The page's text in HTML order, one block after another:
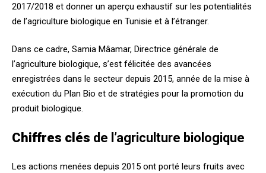
2017/2018 et donner un aperçu exhaustif sur les potentialités
de l’agriculture biologique en Tunisie et à l’étranger.
Dans ce cadre, Samia Mâamar, Directrice générale de
l’agriculture biologique, s’est félicitée des avancées
enregistrées dans le secteur depuis 2015, année de la mise à
exécution du Plan Bio et de stratégies pour la promotion du
produit biologique.
Chiffres clés de l’agriculture biologique
Les actions menées depuis 2015 ont porté leurs fruits avec